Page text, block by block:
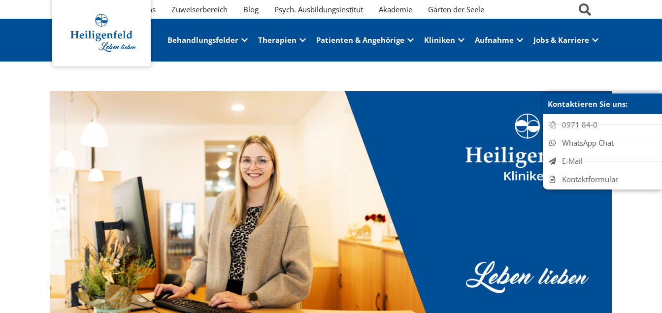
Über uns Zuweiserbereich Blog Psych. Ausbildungsinstitut Akademie Gärten der Seele
Behandlungsfelder Therapien Patienten & Angehörige Kliniken Aufnahme Jobs & Karriere
Kontaktieren Sie uns:
0971 84-0
WhatsApp Chat
E-Mail
Kontaktformular